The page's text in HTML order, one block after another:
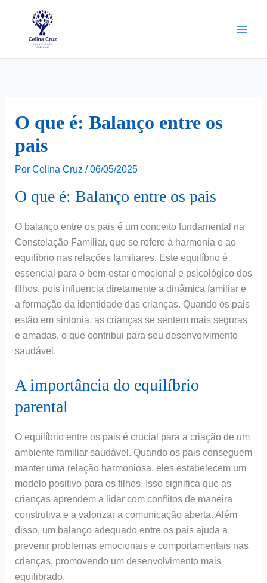
O que é: Balanço entre os
pais
Por Celina Cruz / 06/05/2025
O que é: Balanço entre os pais
O balanço entre os pais é um conceito fundamental na
Constelação Familiar, que se refere à harmonia e ao
equilíbrio nas relações familiares. Este equilíbrio é
essencial para o bem-estar emocional e psicológico dos
filhos, pois influencia diretamente a dinâmica familiar e
a formação da identidade das crianças. Quando os pais
estão em sintonia, as crianças se sentem mais seguras
e amadas, o que contribui para seu desenvolvimento
saudável.
A importância do equilíbrio
parental
O equilíbrio entre os pais é crucial para a criação de um
ambiente familiar saudável. Quando os pais conseguem
manter uma relação harmoniosa, eles estabelecem um
modelo positivo para os filhos. Isso significa que as
crianças aprendem a lidar com conflitos de maneira
construtiva e a valorizar a comunicação aberta. Além
disso, um balanço adequado entre os pais ajuda a
prevenir problemas emocionais e comportamentais nas
crianças, promovendo um desenvolvimento mais
equilibrado.